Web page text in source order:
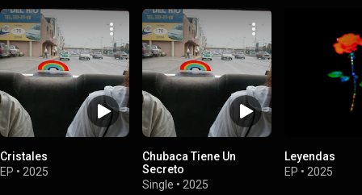
Cristales
EP • 2025
Chubaca Tiene Un
Secreto
Single • 2025
Leyendas
EP • 2025